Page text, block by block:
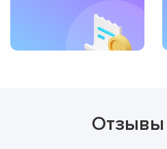
Отзывы